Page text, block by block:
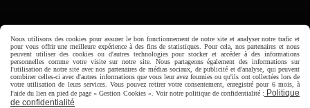
Horaire d'ouverture:
Du Mardi au Samedi de
9H00 - 12H30 / 14H00-18H30

Nous utilisons des cookies pour assurer le bon fonctionnement de notre site et analyser notre trafic et
pour vous offrir une meilleure expérience à des fins de statistiques. Pour cela, nos partenaires et nous
peuvent utiliser des cookies ou d'autres technologies pour stocker et accéder à des informations
personnelles comme votre visite sur notre site. Nous partageons également des informations sur
l'utilisation de notre site avec nos partenaires de médias sociaux, de publicité et d'analyse, qui peuvent
combiner celles-ci avec d'autres informations que vous leur avez fournies ou qu'ils ont collectées lors de
votre utilisation de leurs services. Vous pouvez retirer votre consentement, enregistré pour 6 mois, à
l'aide du lien en pied de page « Gestion Cookies ». Voir notre politique de confidentialité : Politique
de confidentialité